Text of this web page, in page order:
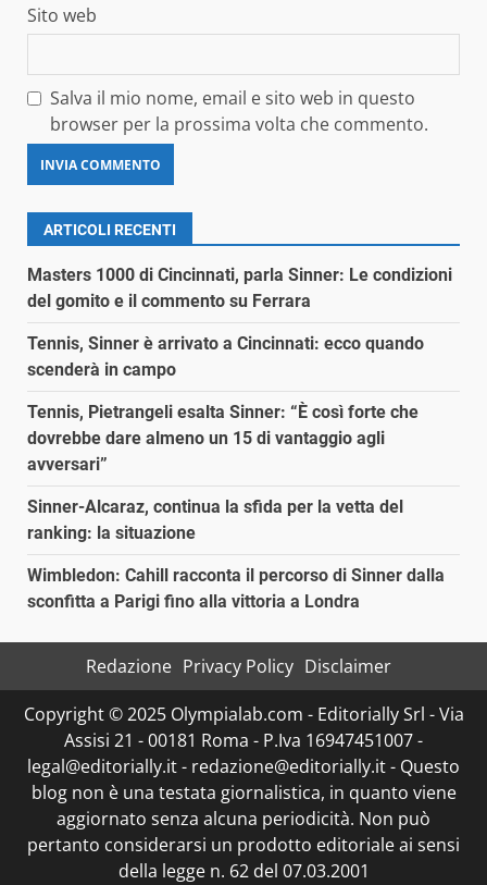
Sito web
Salva il mio nome, email e sito web in questo
browser per la prossima volta che commento.
ARTICOLI RECENTI
Masters 1000 di Cincinnati, parla Sinner: Le condizioni
del gomito e il commento su Ferrara
Tennis, Sinner è arrivato a Cincinnati: ecco quando
scenderà in campo
Tennis, Pietrangeli esalta Sinner: “È così forte che
dovrebbe dare almeno un 15 di vantaggio agli
avversari”
Sinner-Alcaraz, continua la sfida per la vetta del
ranking: la situazione
Wimbledon: Cahill racconta il percorso di Sinner dalla
sconfitta a Parigi fino alla vittoria a Londra
Redazione Privacy Policy Disclaimer
Copyright © 2025 Olympialab.com - Editorially Srl - Via
Assisi 21 - 00181 Roma - P.Iva 16947451007 -
legal@editorially.it - redazione@editorially.it - Questo
blog non è una testata giornalistica, in quanto viene
aggiornato senza alcuna periodicità. Non può
pertanto considerarsi un prodotto editoriale ai sensi
della legge n. 62 del 07.03.2001